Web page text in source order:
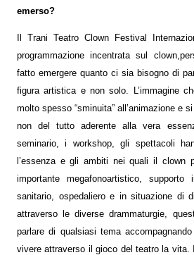
emerso?
Il Trani Teatro Clown Festival
programmazione incentrata sul
fatto emergere quanto ci sia bisogno di
figura artistica e non solo. L’immagine
molto spesso “sminuita” all’animazione e
non del tutto aderente alla vera
seminario, i workshop, gli spettacoli
l’essenza e gli ambiti nei quali il clown
importante megafonoartistico,
sanitario, ospedaliero e in situazione di
attraverso le diverse drammaturgie,
parlare di qualsiasi tema
vivere attraverso il gioco del teatro la